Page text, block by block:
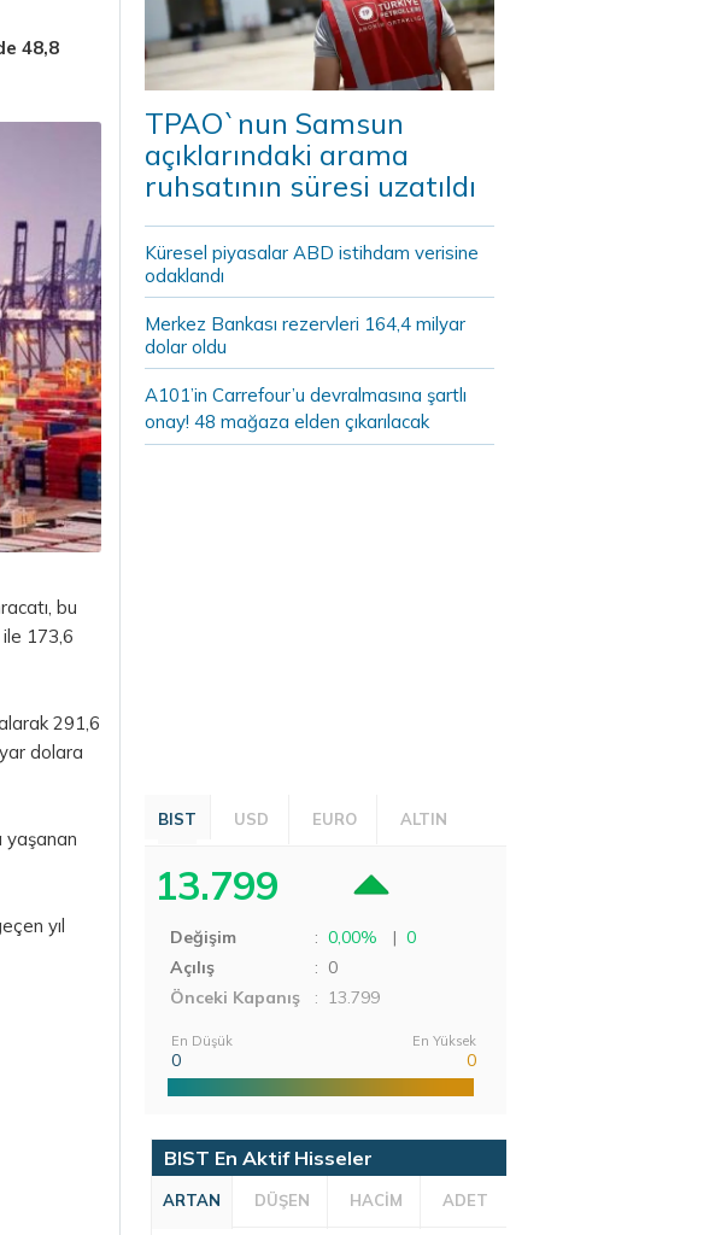
48,8
bu
173,6
291,6
dolara
yaşanan
yıl
TPAO`nun Samsun
açıklarındaki arama
ruhsatının süresi uzatıldı
Küresel piyasalar ABD istihdam verisine
odaklandı
Merkez Bankası rezervleri 164,4 milyar
dolar oldu
A101’in Carrefour’u devralmasına şartlı
onay! 48 mağaza elden çıkarılacak
BIST USD EURO ALTIN
13.799
Değişim : 0,00% | 0
Açılış
: 0
Önceki Kapanış
: 13.799
En Düşük
0
En Yüksek
0
BIST En Aktif Hisseler
ARTAN DÜŞEN HACİM ADET